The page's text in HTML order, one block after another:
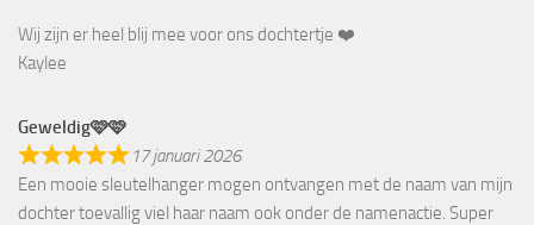
Wij zijn er heel blij mee voor ons dochtertje ❤️
Kaylee
Geweldig🩷🩷
17 januari 2026
Een mooie sleutelhanger mogen ontvangen met de naam van mijn
dochter toevallig viel haar naam ook onder de namenactie. Super